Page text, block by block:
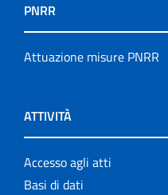
PNRR
Attuazione misure PNRR
ATTIVITÀ
Accesso agli atti
Basi di dati